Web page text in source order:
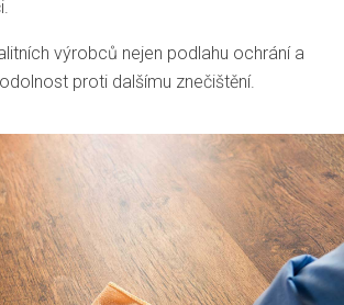
výrobců nejen podlahu ochrání a
proti dalšímu znečištění.